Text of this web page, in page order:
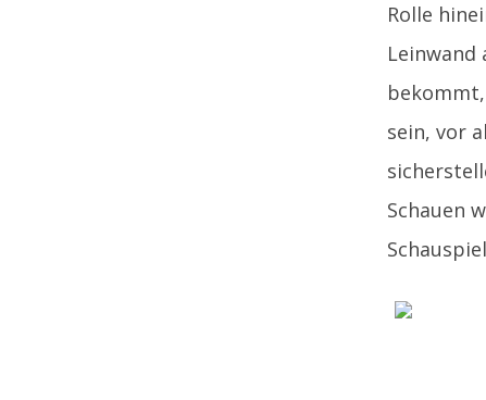
Rolle
Leinwand
sein, vor
Schauen